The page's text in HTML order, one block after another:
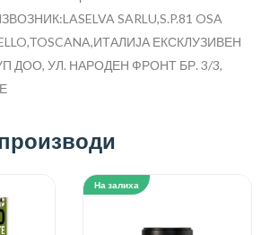
SARLU,S.P.81 OSA
ЕКСКЛУЗИВЕН
ДОО, УЛ. НАРОДЕН ФРОНТ БР. 3/3,
На залиха